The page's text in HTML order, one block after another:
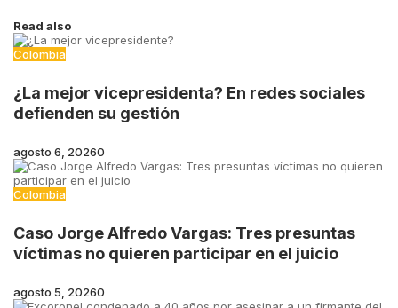
Read also
Colombia
¿La mejor vicepresidenta? En redes sociales
defienden su gestión
agosto 6, 20260
Colombia
Caso Jorge Alfredo Vargas: Tres presuntas
víctimas no quieren participar en el juicio
agosto 5, 20260